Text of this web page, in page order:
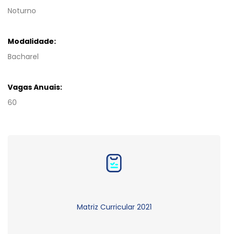
Noturno
Modalidade:
Bacharel
Vagas Anuais:
60
Matriz Curricular 2021